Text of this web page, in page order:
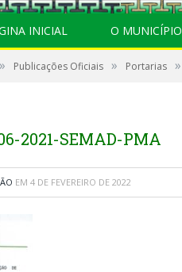
INICIAL O MUNICÍPIO
» Publicações Oficiais » Portarias »
2021-SEMAD-PMA
EM 4 DE FEVEREIRO DE 2022